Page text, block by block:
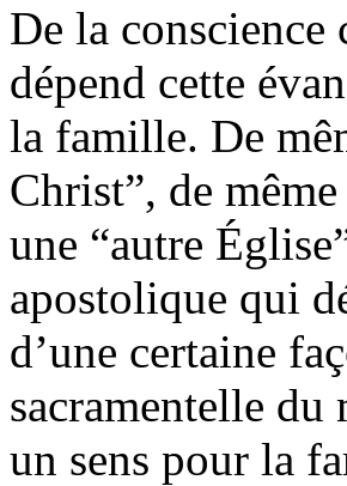
De la conscience
dépend cette
la famille. De
Christ”, de
une “autre
apostolique qui
d’une certaine
sacramentelle du
un sens pour la